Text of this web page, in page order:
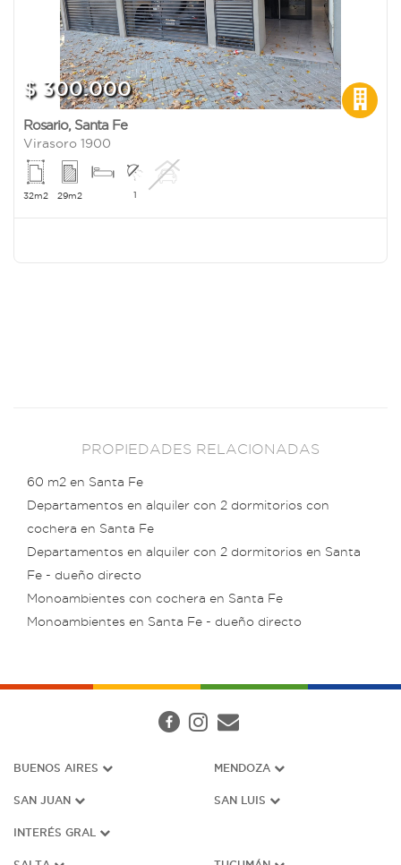
$ 300.000
Rosario, Santa Fe
Virasoro 1900
32m2 29m2 1
PROPIEDADES RELACIONADAS
60 m2 en Santa Fe
Departamentos en alquiler con 2 dormitorios con
cochera en Santa Fe
Departamentos en alquiler con 2 dormitorios en Santa
Fe - dueño directo
Monoambientes con cochera en Santa Fe
Monoambientes en Santa Fe - dueño directo
BUENOS AIRES MENDOZA
SAN JUAN SAN LUIS
INTERÉS GRAL